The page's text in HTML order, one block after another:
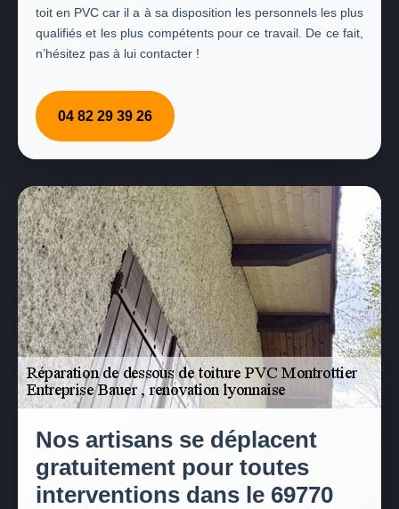
toit en PVC car il a à sa disposition les personnels les plus
qualifiés et les plus compétents pour ce travail. De ce fait,
n’hésitez pas à lui contacter !
04 82 29 39 26
Nos artisans se déplacent
gratuitement pour toutes
interventions dans le 69770